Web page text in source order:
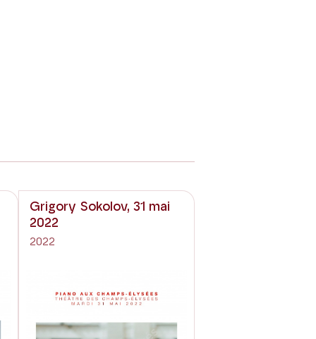
Grigory Sokolov, 31 mai
2022
2022